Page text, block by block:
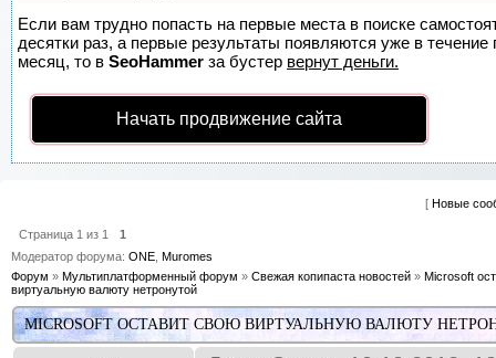
Если вам трудно попасть на первые места в поиске
десятки раз, а первые результаты появляются уже в
месяц, то в SeoHammer за бустер вернут деньги.
Начать продвижение сайта
[ Новые
Страница 1 из 1
1
Модератор форума: ONE Muromes
Форум » Мультиплатформенный форум » Свежая копипаста новостей » Microsoft
виртуальную валюту нетронутой
MICROSOFT ОСТАВИТ СВОЮ ВИРТУАЛЬНУЮ ВАЛЮТУ